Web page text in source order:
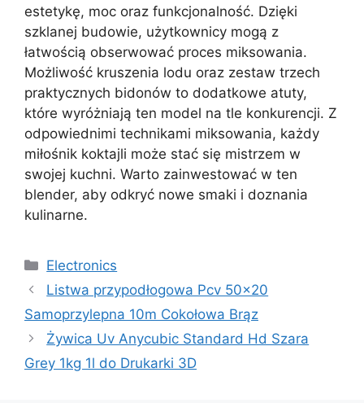
estetykę, moc oraz funkcjonalność. Dzięki
szklanej budowie, użytkownicy mogą z
łatwością obserwować proces miksowania.
Możliwość kruszenia lodu oraz zestaw trzech
praktycznych bidonów to dodatkowe atuty,
które wyróżniają ten model na tle konkurencji. Z
odpowiednimi technikami miksowania, każdy
miłośnik koktajli może stać się mistrzem w
swojej kuchni. Warto zainwestować w ten
blender, aby odkryć nowe smaki i doznania
kulinarne.
Kategorie
Electronics
Listwa przypodłogowa Pcv 50×20
Samoprzylepna 10m Cokołowa Brąz
Żywica Uv Anycubic Standard Hd Szara
Grey 1kg 1l do Drukarki 3D